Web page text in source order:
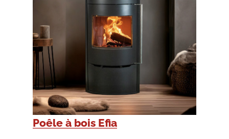
Poêle à bois Efia